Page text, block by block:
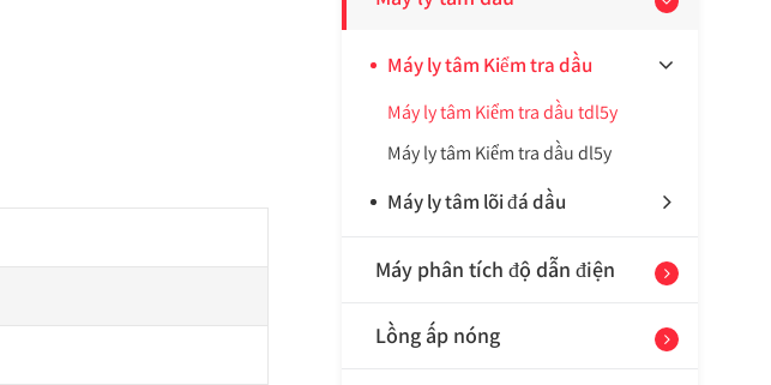
Máy ly tâm Kiểm tra dầu
Máy ly tâm Kiểm tra dầu tdl5y
Máy ly tâm Kiểm tra dầu dl5y
Máy ly tâm lõi đá dầu
Máy phân tích độ dẫn điện
Lồng ấp nóng